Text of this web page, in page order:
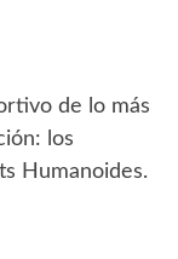
de lo más
los
Humanoides.